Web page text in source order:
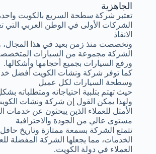
الجاهزية
تعتبر شركة سطحة السريع بالكويت
الشركات الأولى في الوطن العربي
الانقاذ
وتخصصت منذ زمن بعيد في هذا المجال،
الشركة مجموعة من السيارات
ورفع السيارات بجميع أحجامها وأشكالها.
كما توفر شركة ونشات الكويت أفضل
وسطحة السيارات لكل عميل
حيث تهتم بتلبية احتياجاته ومتطلباته
ولهذا يمكن القول إن شركة ونشات
الأمثل للعملاء الذين يبحثون عن خدمات
مستوى عالي من الجودة والاحترافية
تتمتع الشركة بسمعة ممتازة وتاريخ
الخدمات، مما يجعلها الشركة المفضلة
العملاء في دولة الكويت.